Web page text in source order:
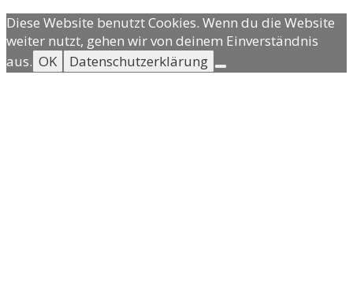
Diese Website benutzt Cookies. Wenn du die Website
weiter nutzt, gehen wir von deinem Einverständnis
aus. OK Datenschutzerklärung